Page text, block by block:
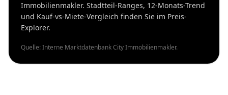
Immobilienmakler. Stadtteil-Ranges, 12-Monats-Trend
und Kauf-vs-Miete-Vergleich finden Sie im Preis-
Explorer.
Quelle: Interne Marktdatenbank City Immobilienmakler.